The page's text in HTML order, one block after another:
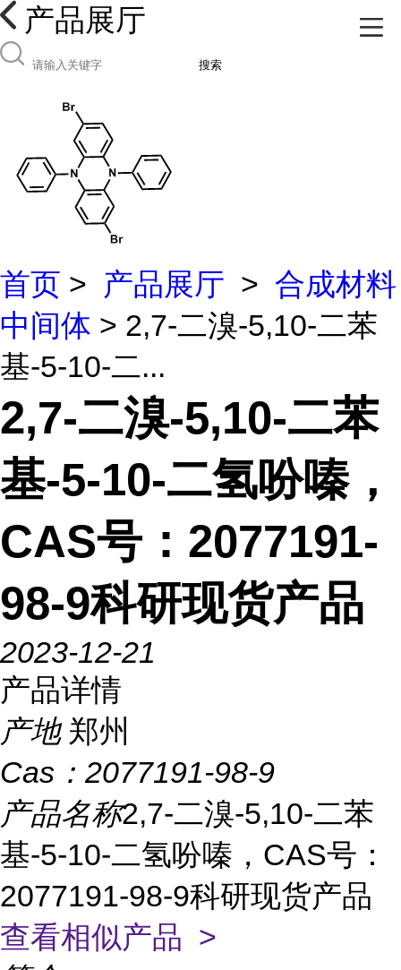
产品展厅
搜索
首页 > 产品展厅 > 合成材料
中间体 > 2,7-二溴-5,10-二苯
基-5-10-二...
2,7-二溴-5,10-二苯
基-5-10-二氢吩嗪，
CAS号：2077191-
98-9科研现货产品
2023-12-21
产品详情
产地 郑州
Cas： 2077191-98-9
产品名称2,7-二溴-5,10-二苯
基-5-10-二氢吩嗪，CAS号：
2077191-98-9科研现货产品
查看相似产品 >